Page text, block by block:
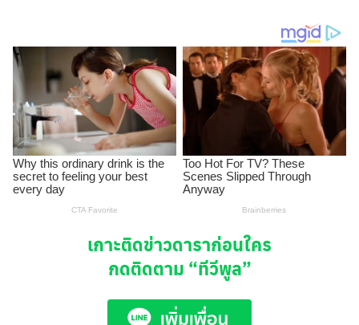
เกาะติดข่าวดาราก่อนใคร
กดติดตาม “ทีวีพูล”